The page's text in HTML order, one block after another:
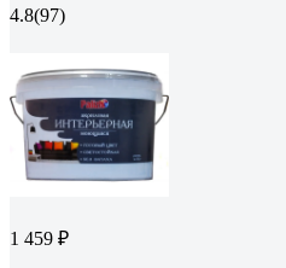
4.8(97)
1 459 ₽